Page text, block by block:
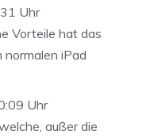
Uhr
Vorteile hat das
normalen iPad
Uhr
außer die